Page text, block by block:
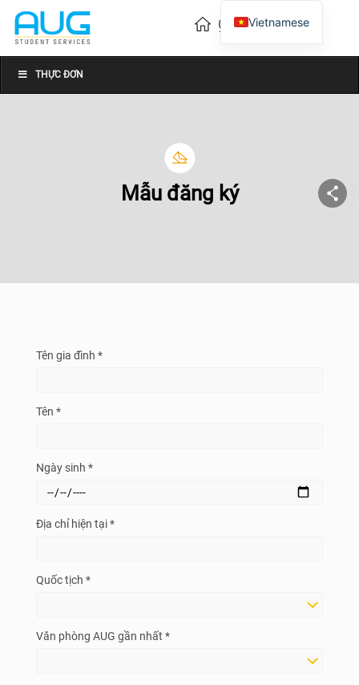
THỰC ĐƠN
Mẫu đăng ký
Tên gia đình *
Tên *
Ngày sinh *
Địa chỉ hiện tại *
Quốc tịch *
Văn phòng AUG gần nhất *
Vietnamese